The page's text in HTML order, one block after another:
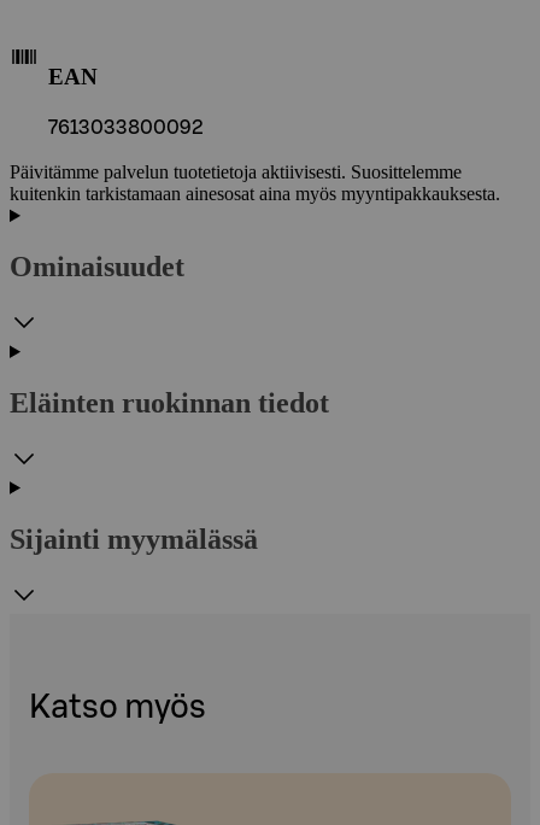
EAN
7613033800092
Päivitämme palvelun tuotetietoja aktiivisesti. Suosittelemme
kuitenkin tarkistamaan ainesosat aina myös myyntipakkauksesta.
Ominaisuudet
Eläinten ruokinnan tiedot
Sijainti myymälässä
Katso myös